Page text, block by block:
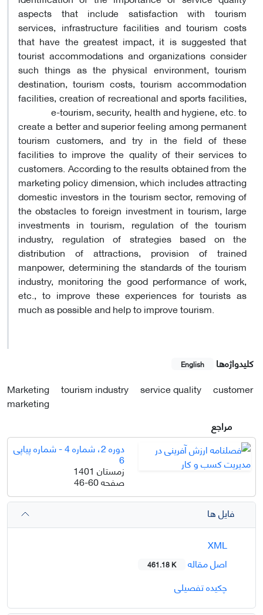
aspects that include satisfaction with tourism
services, infrastructure facilities and tourism costs
that have the greatest impact, it is suggested that
tourist accommodations and organizations consider
such things as the physical environment, tourism
destination, tourism costs, tourism accommodation
facilities, creation of recreational and sports facilities,
e-tourism, security, health and hygiene, etc. to
create a better and superior feeling among permanent
tourism customers, and try in the field of these
facilities to improve the quality of their services to
customers. According to the results obtained from the
marketing policy dimension, which includes attracting
domestic investors in the tourism sector, removing of
the obstacles to foreign investment in tourism, large
investments in tourism, regulation of the tourism
industry, regulation of strategies based on the
distribution of attractions, provision of trained
manpower, determining the standards of the tourism
industry, monitoring the good performance of work,
etc., to improve these experiences for tourists as
much as possible and help to improve tourism.
کلیدواژه‌ها English
Marketing tourism industry service quality
customer
marketing
مراجع
دوره 2، شماره 4 - شماره پیاپی
6
زمستان 1401
صفحه46-60
فایل ها
اصل مقاله
461.18 K
چکیده تفصیلی